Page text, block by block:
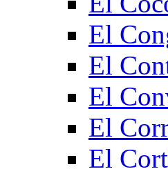
El
El
El
El
El